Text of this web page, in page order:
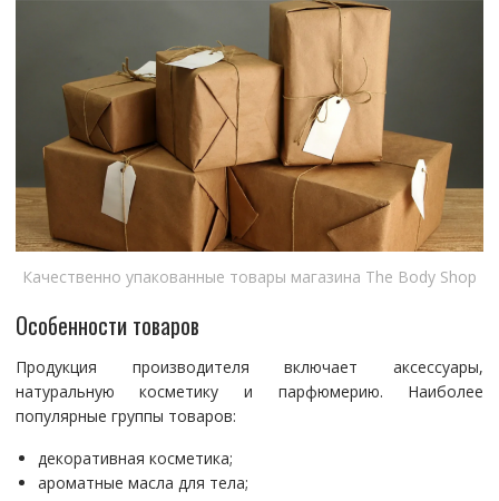
Качественно упакованные товары магазина The Body Shop
Особенности товаров
Продукция производителя включает аксессуары,
натуральную косметику и парфюмерию. Наиболее
популярные группы товаров:
декоративная косметика;
ароматные масла для тела;